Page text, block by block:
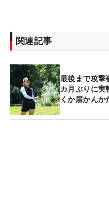
躍り出た。
ープン」でもいきなり8
「プレーできることがう
だ。「ここにいるだけで
ことに感謝してる。次の
し合いの大会で1打差の2
関連記事
最後まで攻
カ月ぶりに実
くか届かんか